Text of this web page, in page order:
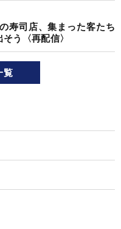
寿司店、集まった客たち
う〈再配信〉
覧